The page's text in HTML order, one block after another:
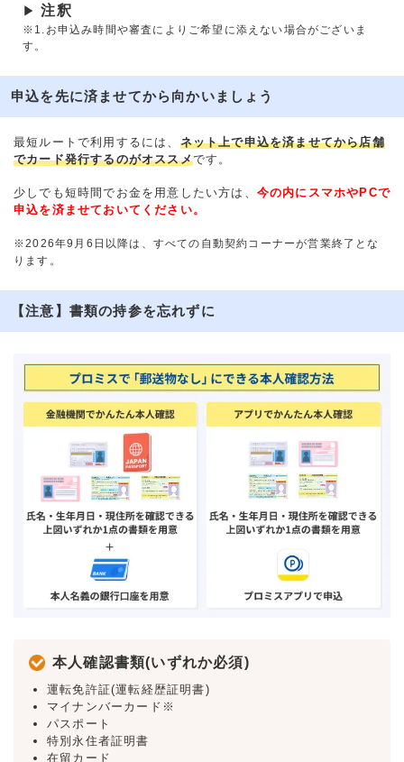
▶ 注釈
※1.お申込み時間や審査によりご希望に添えない場合がございま
す。
申込を先に済ませてから向かいましょう
最短ルートで利用するには、 ネット上で申込を済ませてから店舗
でカード発行するのがオススメです。
少しでも短時間でお金を用意したい方は、 今の内にスマホやPCで
申込を済ませておいてください。
※2026年9月6日以降は、すべての自動契約コーナーが営業終了とな
ります。
【注意】書類の持参を忘れずに
本人確認書類(いずれか必須)
運転免許証(運転経歴証明書)
マイナンバーカード※
パスポート
特別永住者証明書
在留カード